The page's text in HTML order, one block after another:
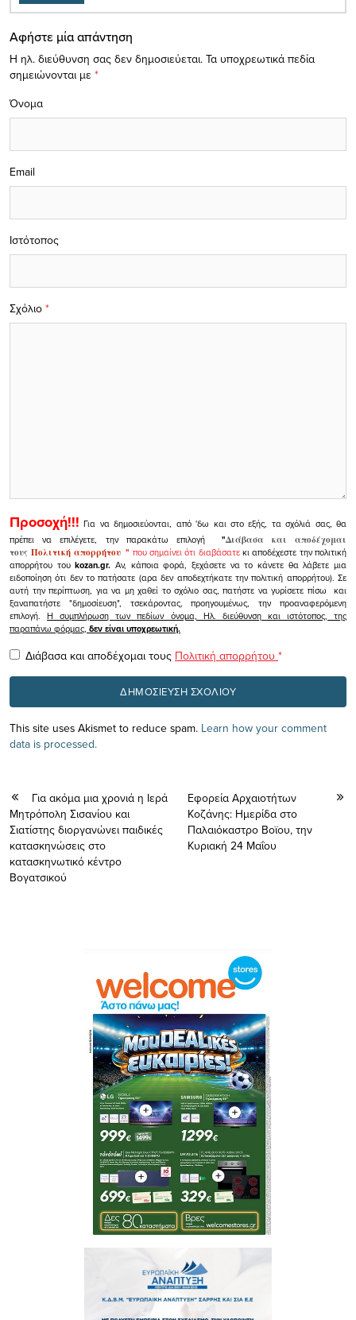
Αφήστε μία απάντηση
Η ηλ. διεύθυνση σας δεν δημοσιεύεται. Τα υποχρεωτικά πεδία
σημειώνονται με *
Σχόλιο *
Όνομα
Email
Ιστότοπος
Προσοχή!!! Για να δημοσιεύονται, από 'δω και στο εξής, τα σχόλιά σας, θα
πρέπει να επιλέγετε, την παρακάτω επιλογή
"Διάβασα και αποδέχομαι
τουςΠολιτική απορρήτου" που σημαίνει ότι διαβάσατεκι αποδέχεστε την πολιτική
απορρήτου τουkozan.gr. Αν, κάποια φορά, ξεχάσετε να το κάνετε θα λάβετε μια
ειδοποίηση ότι δεν το πατήσατε (αρα δεν αποδεχτήκατε την πολιτική απορρήτου). Σε
αυτή την περίπτωση, για να μη χαθεί το σχόλιο σας, πατήστε να γυρίσετε πίσω και
ξαναπατήστε "δημοσίευση", τσεκάροντας, προηγουμένως, την προαναφερόμενη
επιλογή.Η συμπλήρωση των πεδίων όνομα, Ηλ. διεύθυνση και ιστότοπος, της
παραπάνω φόρμας, δεν είναι υποχρεωτική.
Διάβασα και αποδέχομαι τους Πολιτική απορρήτου *
This site uses Akismet to reduce spam. Learn how your comment
data is processed.
Για ακόμα μια χρονιά η Ιερά
Μητρόπολη Σισανίου και
Σιατίστης διοργανώνει παιδικές
κατασκηνώσεις στο
κατασκηνωτικό κέντρο
Βογατσικού
Εφορεία Αρχαιοτήτων
Κοζάνης: Ημερίδα στο
Παλαιόκαστρο Βοϊου, την
Κυριακή 24 Μαΐου